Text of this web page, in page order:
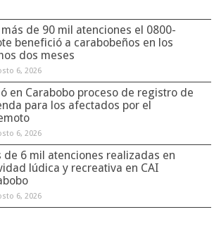
más de 90 mil atenciones el 0800-
benefició a carabobeños en los
dos meses
6, 2026
en Carabobo proceso de registro de
para los afectados por el
6, 2026
de 6 mil atenciones realizadas en
lúdica y recreativa en CAI
6, 2026